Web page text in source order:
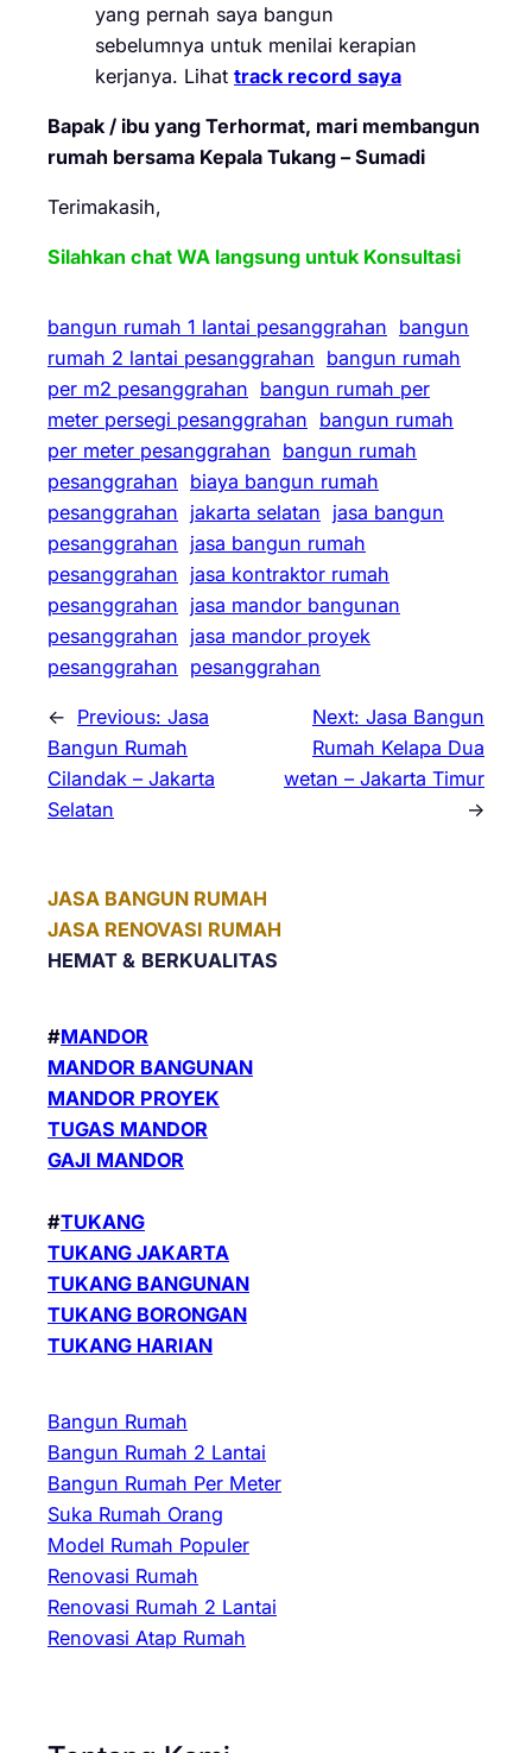
yang pernah saya bangun
sebelumnya untuk menilai kerapian
kerjanya. Lihat track record saya
Bapak / ibu yang Terhormat, mari membangun
rumah bersama Kepala Tukang – Sumadi
Terimakasih,
Silahkan chat WA langsung untuk Konsultasi
bangun rumah 1 lantai pesanggrahan bangun
rumah 2 lantai pesanggrahan bangun rumah
per m2 pesanggrahan bangun rumah per
meter persegi pesanggrahan bangun rumah
per meter pesanggrahan bangun rumah
pesanggrahan biaya bangun rumah
pesanggrahan jakarta selatan jasa bangun
pesanggrahan jasa bangun rumah
pesanggrahan jasa kontraktor rumah
pesanggrahan jasa mandor bangunan
pesanggrahan jasa mandor proyek
pesanggrahan pesanggrahan
← Previous: Jasa
Bangun Rumah
Cilandak – Jakarta
Selatan
Next: Jasa Bangun
Rumah Kelapa Dua
wetan – Jakarta Timur
→
JASA BANGUN RUMAH
JASA RENOVASI RUMAH
HEMAT & BERKUALITAS
#MANDOR
MANDOR BANGUNAN
MANDOR PROYEK
TUGAS MANDOR
GAJI MANDOR
#TUKANG
TUKANG JAKARTA
TUKANG BANGUNAN
TUKANG BORONGAN
TUKANG HARIAN
Bangun Rumah
Bangun Rumah 2 Lantai
Bangun Rumah Per Meter
Suka Rumah Orang
Model Rumah Populer
Renovasi Rumah
Renovasi Rumah 2 Lantai
Renovasi Atap Rumah